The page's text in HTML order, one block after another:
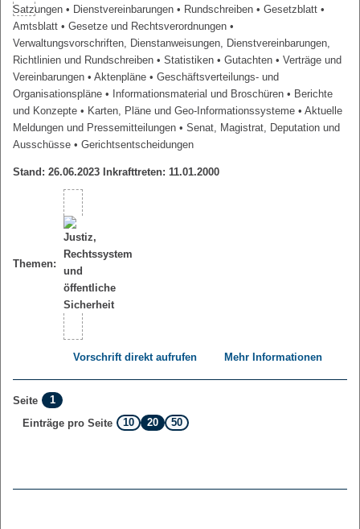
Satzungen • Dienstvereinbarungen • Rundschreiben • Gesetzblatt •
Amtsblatt • Gesetze und Rechtsverordnungen •
Verwaltungsvorschriften, Dienstanweisungen, Dienstvereinbarungen,
Richtlinien und Rundschreiben • Statistiken • Gutachten • Verträge und
Vereinbarungen • Aktenpläne • Geschäftsverteilungs- und
Organisationspläne • Informationsmaterial und Broschüren • Berichte
und Konzepte • Karten, Pläne und Geo-Informationssysteme • Aktuelle
Meldungen und Pressemitteilungen • Senat, Magistrat, Deputation und
Ausschüsse • Gerichtsentscheidungen
Stand: 26.06.2023 Inkrafttreten: 11.01.2000
Themen:
Vorschrift direkt aufrufen Mehr Informationen
Seite
1
Einträge pro Seite
10 20 50